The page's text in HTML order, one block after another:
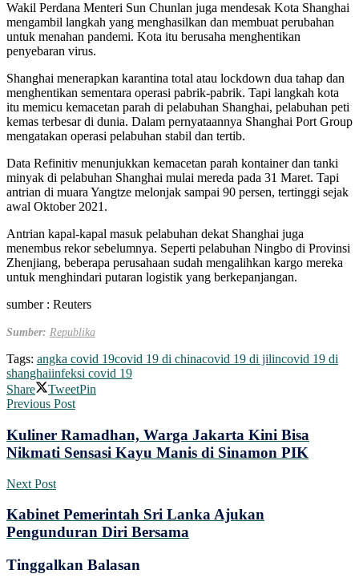
Wakil Perdana Menteri Sun Chunlan juga mendesak Kota Shanghai
mengambil langkah yang menghasilkan dan membuat perubahan
untuk menahan pandemi. Kota itu berusaha menghentikan
penyebaran virus.
Shanghai menerapkan karantina total atau lockdown dua tahap dan
menghentikan sementara operasi pabrik-pabrik. Tapi langkah kota
itu memicu kemacetan parah di pelabuhan Shanghai, pelabuhan peti
kemas terbesar di dunia. Dalam pernyataannya Shanghai Port Group
mengatakan operasi pelabuhan stabil dan tertib.
Data Refinitiv menunjukkan kemacetan parah kontainer dan tanki
minyak di pelabuhan Shanghai mulai mereda pada 31 Maret. Tapi
antrian di muara Yangtze melonjak sampai 90 persen, tertinggi sejak
awal Oktober 2021.
Antrian kapal-kapal masuk pelabuhan dekat Shanghai juga
menembus rekor sebelumnya. Seperti pelabuhan Ningbo di Provinsi
Zhenjiang, beberapa perusahaan sudah mengalihkan kargo mereka
untuk menghindari putaran logistik yang berkepanjangan.
sumber : Reuters
Sumber: Republika
Tags: angka covid 19covid 19 di chinacovid 19 di jilincovid 19 di
shanghaiinfeksi covid 19
Share
TweetPin
Previous Post
Kuliner Ramadhan, Warga Jakarta Kini Bisa
Nikmati Sensasi Kayu Manis di Sinamon PIK
Next Post
Kabinet Pemerintah Sri Lanka Ajukan
Pengunduran Diri Bersama
Tinggalkan Balasan